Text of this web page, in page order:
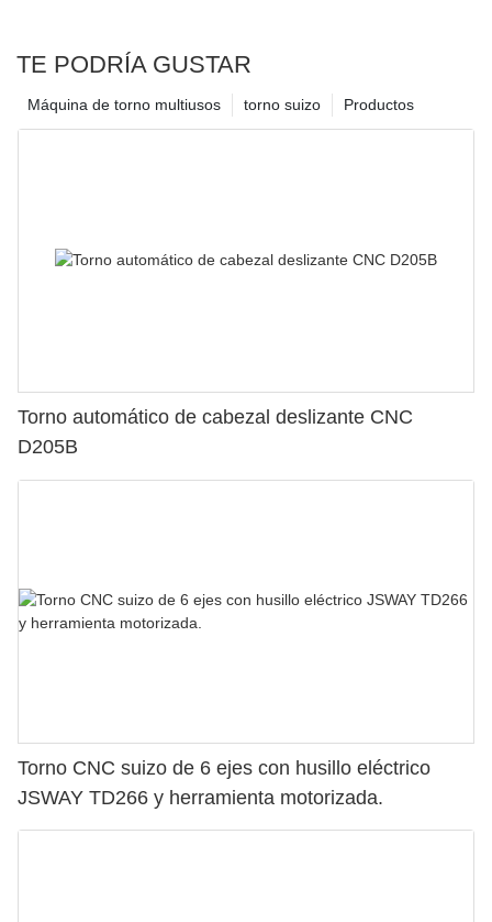
TE PODRÍA GUSTAR
Productos
torno suizo
Máquina de torno multiusos
Torno automático de cabezal deslizante CNC
D205B
Torno CNC suizo de 6 ejes con husillo eléctrico
JSWAY TD266 y herramienta motorizada.